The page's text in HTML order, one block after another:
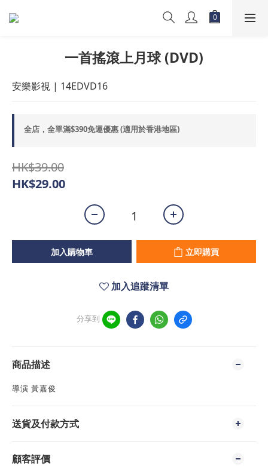
一首搖滾上月球 (DVD)
安樂影視 | 14EDVD16
全店，全單滿$390免運優惠 (適用於香港地區)
HK$39.00
HK$29.00
加入購物車 立即購買
加入追蹤清單
分享到
商品描述
導演 黃嘉俊
送貨及付款方式
顧客評價